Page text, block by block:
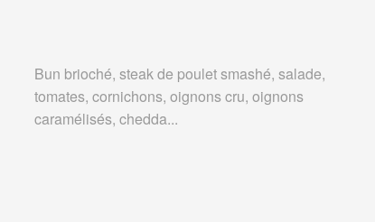
Bun brioché, steak de poulet smashé, salade,
tomates, cornichons, oignons cru, oignons
caramélisés, chedda...